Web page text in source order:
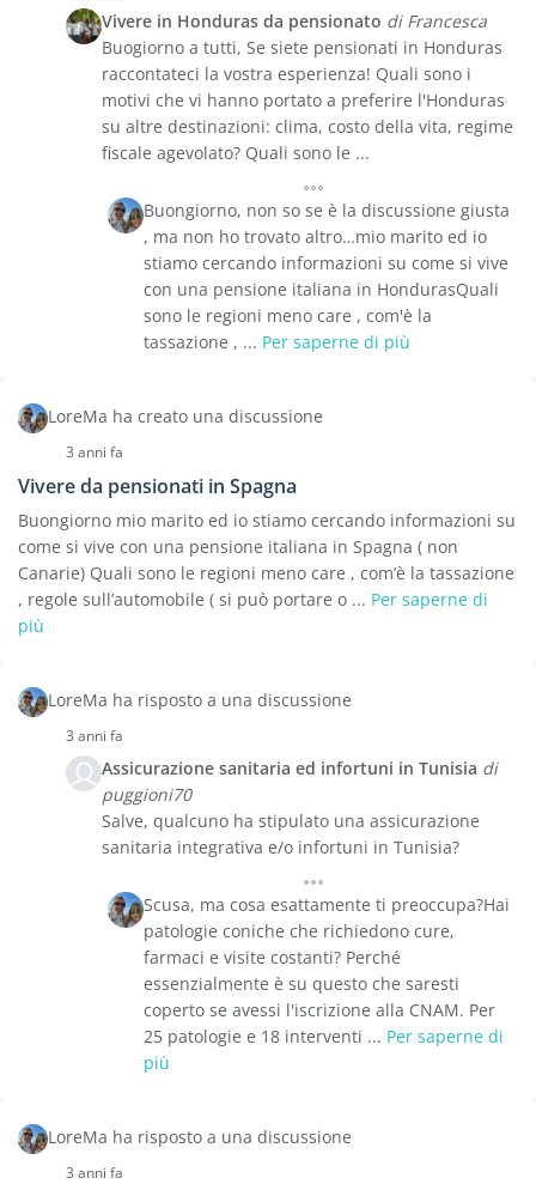
Vivere in Honduras da pensionato di Francesca
Buogiorno a tutti, Se siete pensionati in Honduras
raccontateci la vostra esperienza! Quali sono i
motivi che vi hanno portato a preferire l'Honduras
su altre destinazioni: clima, costo della vita, regime
fiscale agevolato? Quali sono le ...
Buongiorno, non so se è la discussione giusta
, ma non ho trovato altro…mio marito ed io
stiamo cercando informazioni su come si vive
con una pensione italiana in HondurasQuali
sono le regioni meno care , com'è la
tassazione , ... Per saperne di più
LoreMa ha creato una discussione
3 anni fa
Vivere da pensionati in Spagna
Buongiorno mio marito ed io stiamo cercando informazioni su
come si vive con una pensione italiana in Spagna ( non
Canarie) Quali sono le regioni meno care , com’è la tassazione
, regole sull’automobile ( si può portare o ... Per saperne di
più
LoreMa ha risposto a una discussione
3 anni fa
Assicurazione sanitaria ed infortuni in Tunisia di
puggioni70
Salve, qualcuno ha stipulato una assicurazione
sanitaria integrativa e/o infortuni in Tunisia?
Scusa, ma cosa esattamente ti preoccupa?Hai
patologie coniche che richiedono cure,
farmaci e visite costanti? Perché
essenzialmente è su questo che saresti
coperto se avessi l'iscrizione alla CNAM. Per
25 patologie e 18 interventi ... Per saperne di
più
LoreMa ha risposto a una discussione
3 anni fa